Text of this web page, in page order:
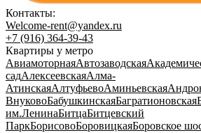
Контакты:
Welcome-rent@yandex.ru
+7 (916) 364-39-43
Квартиры у метро
АвиамоторнаяАвтозаводская
садАлексеевскаяАлма-
АтинскаяАлтуфьевоАминьевская
ВнуковоБабушкинскаяБагратионовская
им.ЛенинаБитцаБитцевский
ПаркБорисовоБоровицкаяБоровское